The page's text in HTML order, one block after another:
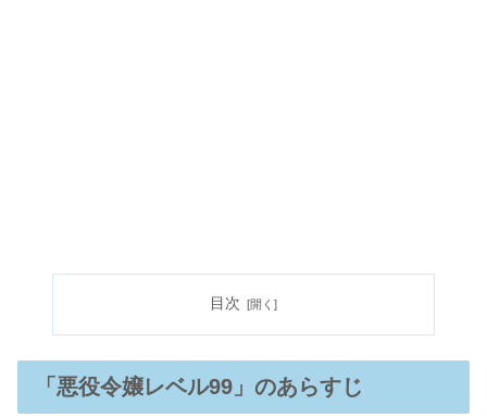
目次
「悪役令嬢レベル99」のあらすじ